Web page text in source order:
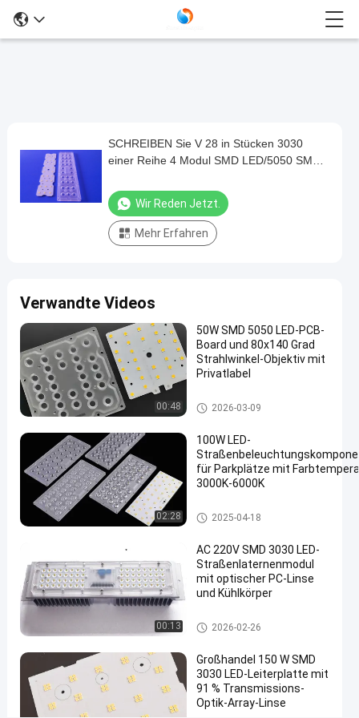
SCHREIBEN
Sie
einer
Reihe
4
Modul
SMD
LED/5050
SMD
mit
130
Grad
50-
für
hohes
Bucht-
Licht
LED-
Straßenlaterne-
Modul
2020-
446
Ansichten
Wir Reden
Jetzt.
SCHREIBEN Sie V 28 in Stücken 3030
einer Reihe 4 Modul SMD LED/5050 SMD
Licht
Wir Reden Jetzt.
Mehr Erfahren
Verwandte Videos
00:48
50W SMD 5050 LED-PCB-
Board und 80x140 Grad
Strahlwinkel-Objektiv mit
Privatlabel
LED-Straßenlaterne-Modul
2026-03-09
02:28
100W LED-
für Parkplätze mit
3000K-6000K
LED-Straßenlaterne-Komponenten
2025-04-18
00:13
AC 220V SMD 3030 LED-
Straßenlaternenmodul
mit optischer PC-Linse
und Kühlkörper
LED-Straßenlaterne-Komponen
ten
2026-02-26
Großhandel 150 W SMD
3030 LED-Leiterplatte mit
91 % Transmissions-
Optik-Array-Linse